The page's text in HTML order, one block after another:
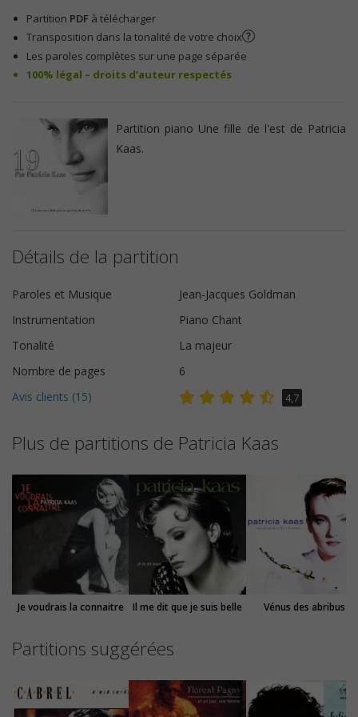
Partition PDF à télécharger
Transposition dans la tonalité de votre choix
Les paroles complètes sur une page séparée
100% légal – droits d’auteur respectés
Partition piano Une fille de l'est de Patricia
Kaas.
Détails de la partition
Paroles et Musique
Jean-Jacques Goldman
Instrumentation
Piano Chant
Tonalité
La majeur
Nombre de pages
6
Avis clients (15) 4,7
Plus de partitions de Patricia Kaas
Je voudrais la connaitre Il me dit que je suis belle Vénus des abribus
Partitions suggérées